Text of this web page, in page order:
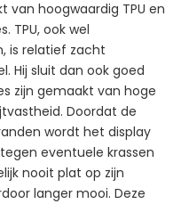
van hoogwaardig TPU en
TPU, ook wel
is relatief zacht
Hij sluit dan ook goed
zijn gemaakt van hoge
Doordat de
wordt het display
eventuele krassen
nooit plat op zijn
langer mooi. Deze